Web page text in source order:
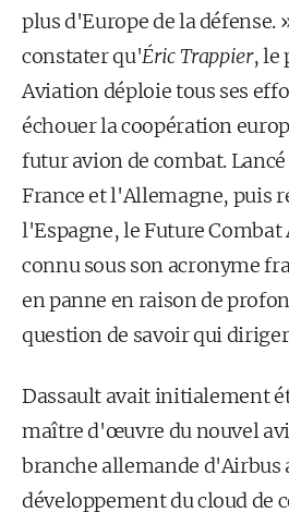
plus d'Europe de la défense.
constater qu'Éric Trappier, le
Aviation déploie tous ses
échouer la coopération
futur avion de combat. Lancé
France et l'Alle­magne, puis
l'Espagne, le Future Combat
connu sous son acronyme
en panne en raison de
question de savoir qui
Dassault avait initialement
maître d'œuvre du nouvel
branche allemande d'Airbus
développement du cloud de